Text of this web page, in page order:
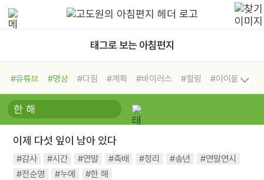
태그로 보는 아침편지
#유튜브 #명상 #다짐 #계획 #바이러스 #힐링
#아이들
#비전캠프
#독서캠프 #삶
#희망
#나눔 #친구 #링컨학교
#독서
#건강 #면역력
이제 다섯 잎이 남아 있다
#감사 #시간 #연말 #축배 #정리 #송년
#연말연시
#전순영
#누에 #한 해